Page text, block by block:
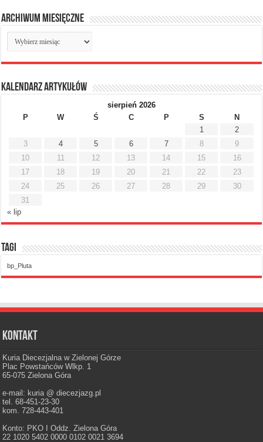
Archiwum miesięczne
Archiwum
miesięczne
Kalendarz artykułów
sierpień 2026
P
W Ś C P S
N
1
2
3
4 5 6 7 8
9
10
11 12 13 14 15
16
17
18 19 20 21 22
23
24
25 26 27 28 29
30
31
« lip
Tagi
bp_Pluta
Kontakt
Kuria Diecezjalna w Zielonej Górze
Plac Powstańców Wlkp. 1
65-075 Zielona Góra
e-mail: kuria @ diecezjazg.pl
tel. 68-451-23-30
kom. 728-443-401
Konto: PKO I Oddz. Zielona Góra
22 1020 5402 0000 0102 0021 3694